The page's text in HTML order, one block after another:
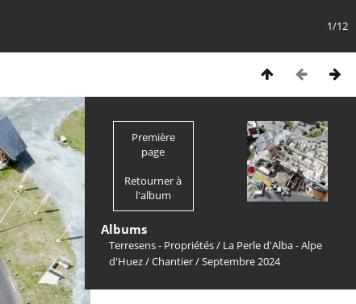
1/12
Première
page
Retourner à
l'album
Albums
Terresens - Propriétés/ La Perle d'Alba - Alpe
d'Huez/Chantier/Septembre 2024